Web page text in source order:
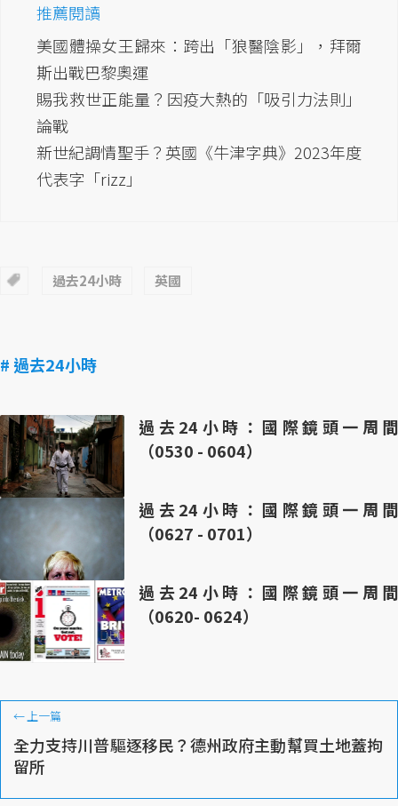
推薦閱讀
美國體操女王歸來：跨出「狼醫陰影」，拜爾
斯出戰巴黎奧運
賜我救世正能量？因疫大熱的「吸引力法則」
論戰
新世紀調情聖手？英國《牛津字典》2023年度
代表字「rizz」
過去24小時 英國
# 過去24小時
過去24小時：國際鏡頭一周間
（0530 - 0604）
過去24小時：國際鏡頭一周間
（0627 - 0701）
過去24小時：國際鏡頭一周間
（0620- 0624）
←上一篇
全力支持川普驅逐移民？德州政府主動幫買土地蓋拘
留所